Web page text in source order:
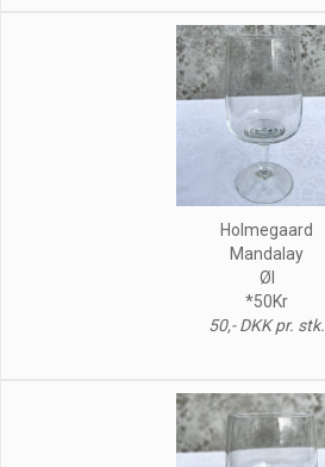
Holmegaard
Mandalay
Øl
*50Kr
50,- DKK pr. stk.